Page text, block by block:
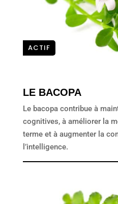
ACTIF
LE BACOPA
Le bacopa contribue à
cognitives, à améliorer la
terme et à augmenter la
l’intelligence.